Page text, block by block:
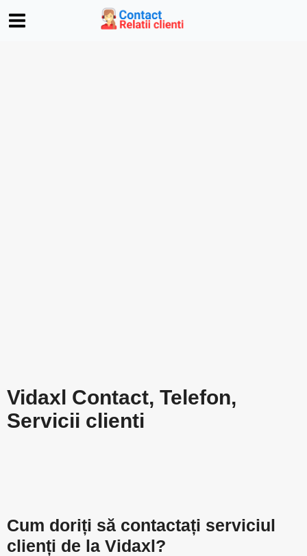
Vidaxl Contact, Telefon,
Servicii clienti
Cum doriți să contactați serviciul
clienți de la Vidaxl?